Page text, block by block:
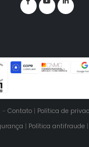
- Contato | Política de
| Política antifraude |